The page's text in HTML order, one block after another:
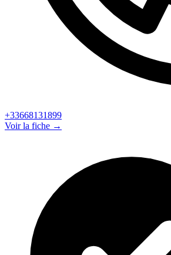
+33668131899
Voir la fiche →